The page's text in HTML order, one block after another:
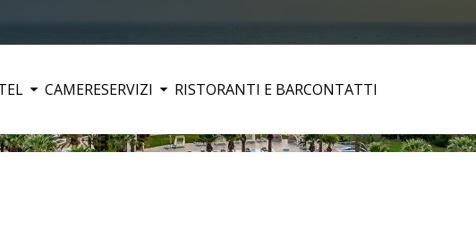
CAMERESERVIZI RISTORANTI E BARCONTATTI